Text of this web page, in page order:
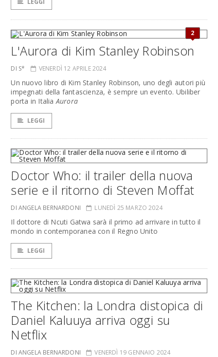
LEGGI
2
L'Aurora di Kim Stanley Robinson
DI S* VENERDÌ 12 APRILE 2024
Un nuovo libro di Kim Stanley Robinson, uno degli autori più
impegnati della fantascienza, è sempre un evento. Ubiliber
porta in ItaliaAurora
LEGGI
Doctor Who: il trailer della nuova
serie e il ritorno di Steven Moffat
DI ANGELA BERNARDONI LUNEDÌ 25 MARZO 2024
Il dottore di Ncuti Gatwa sarà il primo ad arrivare in tutto il
mondo in contemporanea con il Regno Unito
LEGGI
The Kitchen: la Londra distopica di
Daniel Kaluuya arriva oggi su
Netflix
DI ANGELA BERNARDONI VENERDÌ 19 GENNAIO 2024